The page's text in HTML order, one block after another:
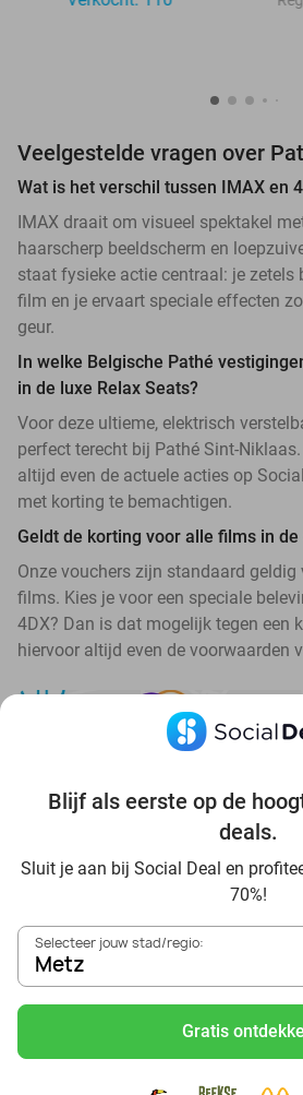
Blijf als eerste op de
deals.
Sluit je aan bij Social Deal en
70%!
Selecteer jouw stad/regio:
Metz
Gratis
Veelgestelde vragen over
Wat is het verschil tussen IMAX en
IMAX draait om visueel spektakel
haarscherp beeldscherm en
staat fysieke actie centraal: je zetels
film en je ervaart speciale effecten
geur.
In welke Belgische Pathé
in de luxe Relax Seats?
Voor deze ultieme, elektrisch
perfect terecht bij Pathé Sint-
altijd even de actuele acties op
met korting te bemachtigen.
Geldt de korting voor alle films in de
Onze vouchers zijn standaard geldig
films. Kies je voor een speciale
4DX? Dan is dat mogelijk tegen een
hiervoor altijd even de voorwaarden
Ontdek alle topdeals in
Voordelig genieten in Metz: haal
Visitez Eauzone SPA à prix réduit à
Allez au spa à Metz et ses environs